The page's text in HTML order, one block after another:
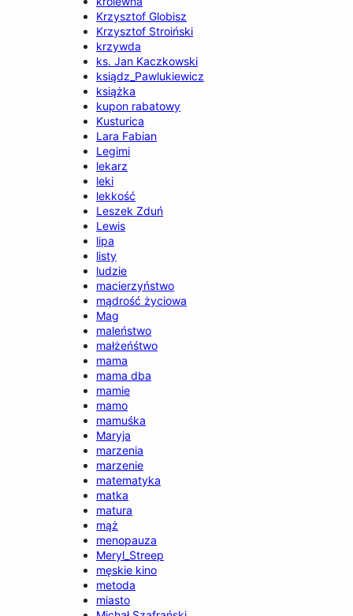
Krzysztof Globisz
Krzysztof Stroiński
krzywda
ks. Jan Kaczkowski
ksiądz_Pawlukiewicz
książka
kupon rabatowy
Kusturica
Lara Fabian
Legimi
lekarz
leki
lekkość
Leszek Zduń
Lewis
lipa
listy
ludzie
macierzyństwo
mądrość życiowa
Mag
maleństwo
małżeńśtwo
mama
mama dba
mamie
mamo
mamuśka
Maryja
marzenia
marzenie
matematyka
matka
matura
mąż
menopauza
Meryl_Streep
męskie kino
metoda
miasto